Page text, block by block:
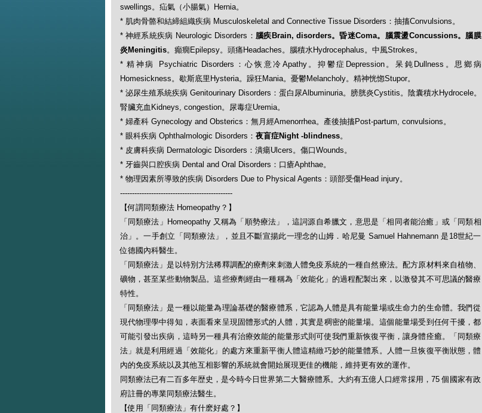
swellings。疝氣（小腸氣）Hernia。
* 肌肉骨骼和結締組織疾病 Musculoskeletal and Connective Tissue Disorders：抽搐Convulsions。
* 神經系統疾病 Neurologic Disorders： 腦疾Brain, disorders。昏迷Coma。腦震盪Concussions。腦膜
炎Meningitis。癲癇Epilepsy。頭痛Headaches。腦積水Hydrocephalus。中風Strokes。
* 精神病 Psychiatric Disorders：心恢意冷Apathy。抑鬱症Depression。呆鈍Dullness。思鄉病
Homesickness。歇斯底里Hysteria。躁狂Mania。憂鬱Melancholy。精神恍惚Stupor。
* 泌尿生殖系統疾病 Genitourinary Disorders：蛋白尿Albuminuria。膀胱炎Cystitis。陰囊積水Hydrocele。
腎臟充血Kidneys, congestion。尿毒症Uremia。
* 婦產科 Gynecology and Obsterics：無月經Amenorrhea。產後抽搐Post-partum, convulsions。
* 眼科疾病 Ophthalmologic Disorders： 夜盲症Night -blindness。
* 皮膚科疾病 Dermatologic Disorders：潰瘍Ulcers。傷口Wounds。
* 牙齒與口腔疾病 Dental and Oral Disorders：口瘡Aphthae。
* 物理因素所導致的疾病 Disorders Due to Physical Agents：頭部受傷Head injury。
-----------------------------------------------
【何謂同類療法 Homeopathy？】
「同類療法」Homeopathy 又稱為「順勢療法」，這詞源自希臘文，意思是「相同者能治癒」或「同類相
治」。一手創立「同類療法」，並且不斷宣揚此一理念的山姆．哈尼曼 Samuel Hahnemann 是18世紀一
位德國內科醫生。
「同類療法」是以特別方法稀釋調配的療劑來刺激人體免疫系統的一種自然療法。配方原材料來自植物、
礦物，甚至某些動物製品。這些療劑經由一種稱為「效能化」的過程配製出來，以激發其不可思議的醫療
特性。
「同類療法」是一種以能量為理論基礎的醫療體系，它認為人體是具有能量場或生命力的生命體。我們從
現代物理學中得知，表面看來呈現固體形式的人體，其實是稠密的能量場。這個能量場受到任何干擾，都
可能引發出疾病，這時另一種具有治療效能的能量形式則可使我們重新恢復平衡，讓身體痊癒。「同類療
法」就是利用經過「效能化」的處方來重新平衡人體這精緻巧妙的能量體系。人體一旦恢復平衡狀態，體
內的免疫系統以及其他互相影響的系統就會開始展現更佳的機能，維持更有效的運作。
同類療法已有二百多年歴史，是今時今日世界第二大醫療體系。大約有五億人口經常採用，75 個國家有政
府註冊的專業同類療法醫生。
【使用「同類療法」有什麽好處？】